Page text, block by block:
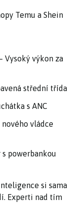
Temu a Shein
Vysoký výkon za
střední třída
s ANC
nového vládce
s powerbankou
si sama
Experti nad tím